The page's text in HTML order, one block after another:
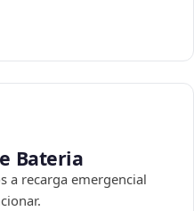
Bateria
a recarga emergencial